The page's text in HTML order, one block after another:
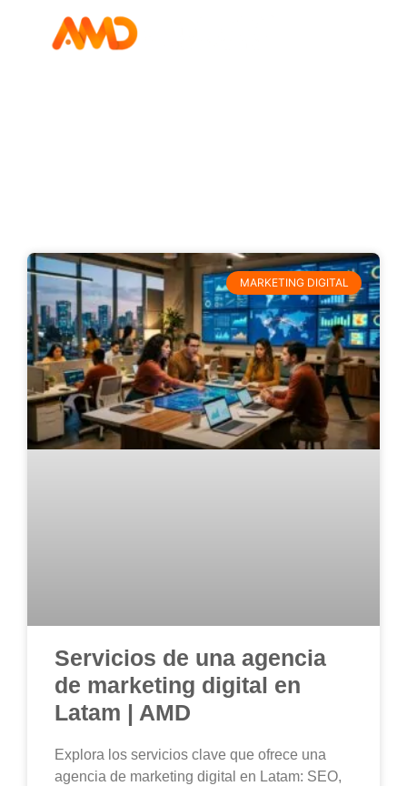
MARKETING DIGITAL
Servicios de una agencia
de marketing digital en
Latam | AMD
Explora los servicios clave que ofrece una
agencia de marketing digital en Latam: SEO,